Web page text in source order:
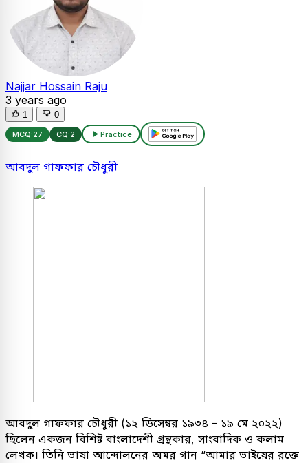
Najjar Hossain Raju
3 years ago
1 0
MCQ:27 CQ:2 Practice
আবদুল গাফফার চৌধুরী
আবদুল গাফফার চৌধুরী (১২ ডিসেম্বর ১৯৩৪ – ১৯ মে ২০২২)
ছিলেন একজন বিশিষ্ট বাংলাদেশী গ্রন্থকার, সাংবাদিক ও কলাম
লেখক। তিনি ভাষা আন্দোলনের অমর গান “আমার ভাইয়ের রক্তে